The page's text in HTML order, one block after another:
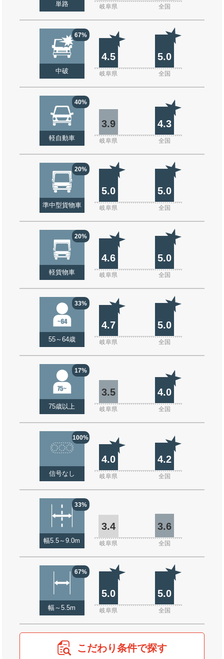
単路 岐阜県 全国
67%
中破
4.5 5.0
岐阜県 全国
40%
軽自動車
3.9 4.3
岐阜県 全国
20%
準中型貨物車
5.0 5.0
岐阜県 全国
20%
軽貨物車
4.6 5.0
岐阜県 全国
33%
55～64歳
4.7 5.0
岐阜県 全国
17%
75歳以上
3.5 4.0
岐阜県 全国
100%
信号なし
4.0 4.2
岐阜県 全国
33%
幅5.5～9.0m
3.4 3.6
岐阜県 全国
67%
幅～5.5m
5.0 5.0
岐阜県 全国
こだわり条件で探す